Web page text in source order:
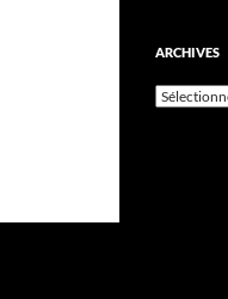
ARCHIVES
Archives